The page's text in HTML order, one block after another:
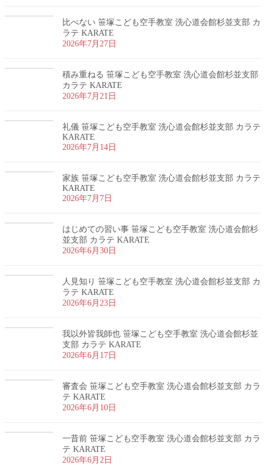
比べない 笹塚こども空手教室 洗心道会館杉並支部 カ
ラテ KARATE
2026年7月27日
積み重ねる 笹塚こども空手教室 洗心道会館杉並支部
カラテ KARATE
2026年7月21日
礼儀 笹塚こども空手教室 洗心道会館杉並支部 カラテ
KARATE
2026年7月14日
家族 笹塚こども空手教室 洗心道会館杉並支部 カラテ
KARATE
2026年7月7日
はじめての習い事 笹塚こども空手教室 洗心道会館杉
並支部 カラテ KARATE
2026年6月30日
人見知り 笹塚こども空手教室 洗心道会館杉並支部 カ
ラテ KARATE
2026年6月23日
我以外皆我師也 笹塚こども空手教室 洗心道会館杉並
支部 カラテ KARATE
2026年6月17日
審査会 笹塚こども空手教室 洗心道会館杉並支部 カラ
テ KARATE
2026年6月10日
一昔前 笹塚こども空手教室 洗心道会館杉並支部 カラ
テ KARATE
2026年6月2日